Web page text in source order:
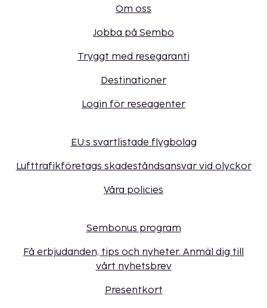
Om oss
Jobba på Sembo
Tryggt med resegaranti
Destinationer
Login för reseagenter
EU:s svartlistade flygbolag
Lufttrafikföretags skadeståndsansvar vid olyckor
Våra policies
Sembonus program
Få erbjudanden, tips och nyheter. Anmäl dig till
vårt nyhetsbrev
Presentkort